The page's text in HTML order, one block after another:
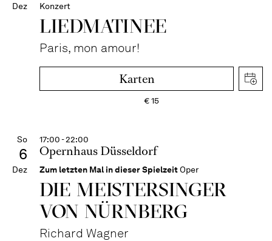
Dez Konzert
LIEDMATINEE
Paris, mon amour!
Karten
€15
So
6
Dez
17:00 - 22:00
Opernhaus Düsseldorf
Zum letzten Mal in dieser SpielzeitOper
DIE MEISTERSINGER
VON NÜRNBERG
Richard Wagner